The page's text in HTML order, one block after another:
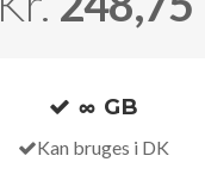
∞ GB
Kan bruges i DK